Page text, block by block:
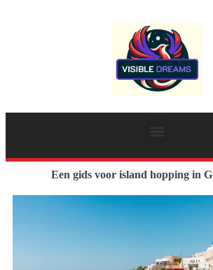
Een gids voor island hopping in